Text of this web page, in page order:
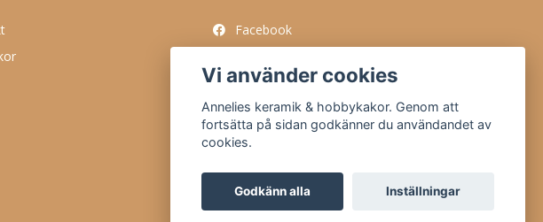
Facebook
Tiktok
Vi använder cookies
Annelies keramik & hobbykakor. Genom att
fortsätta på sidan godkänner du användandet av
cookies.
Godkänn alla Inställningar